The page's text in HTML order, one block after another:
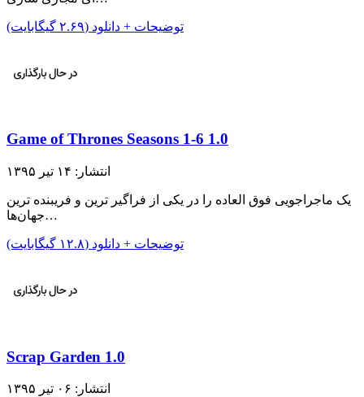
توضیحات + دانلود (۲.۶۹ گیگابایت)
Game of Thrones Seasons 1-6 1.0
انتشار: ۱۴ تیر ۱۳۹۵
یک ماجراجویی فوق العاده را در یکی از فراگیر ترین و فریبنده ترین
جهان‌ها…
توضیحات + دانلود (۱۲.۸ گیگابایت)
Scrap Garden 1.0
انتشار: ۰۶ تیر ۱۳۹۵